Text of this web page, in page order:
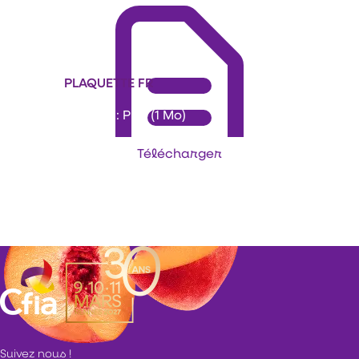
PLAQUETTE FR
Format : PDF (1 Mo)
Télécharger
Suivez nous !